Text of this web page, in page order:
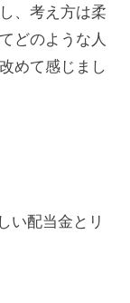
、考え方は柔
どのような人
めて感じまし
い配当金とリ